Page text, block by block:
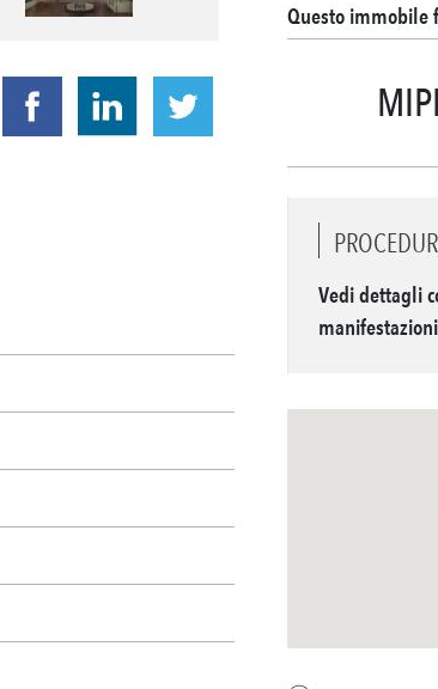
Questo immobile
Vedi dettagli